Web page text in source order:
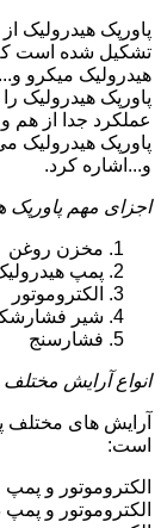
پاورپک هیدرولیک
تشکیل شده است که
هیدرولیک میکرو
پاورپک هیدرولیک
عملکرد جدا از هم و
پاورپک هیدرولیک
و...اشاره کرد.
اجزای مهم پاورپک
مخزن روغن
پمپ
الکتروموتور
شیر
فشارسنج
انواع آرایش مختلف
آرایش های مختلف
است:
الکتروموتور و
الکتروموتور و